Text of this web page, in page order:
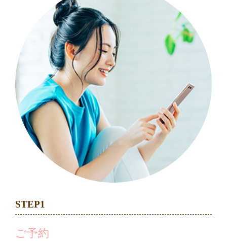
STEP1
ご予約